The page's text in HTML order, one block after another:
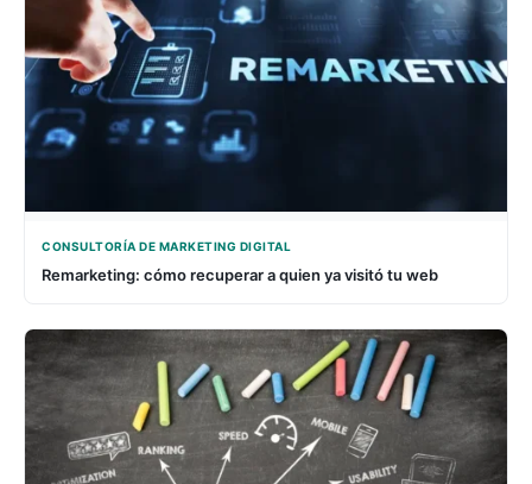
CONSULTORÍA DE MARKETING DIGITAL
Remarketing: cómo recuperar a quien ya visitó tu web